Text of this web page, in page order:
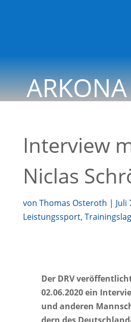
ARKONA
Interview
Niclas
von Thomas Osteroth | Juli
Leistungssport,
Der DRV
02.06.2020 ein
und ande­ren